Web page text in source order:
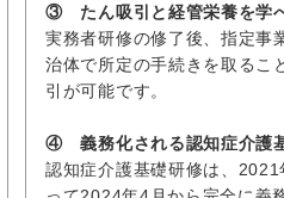
③ たん吸引と経管栄養を学
実務者研修の修了後、指定事
治体で所定の手続きを取るこ
引が可能です。
④ 義務化される認知症介護
認知症介護基礎研修は、